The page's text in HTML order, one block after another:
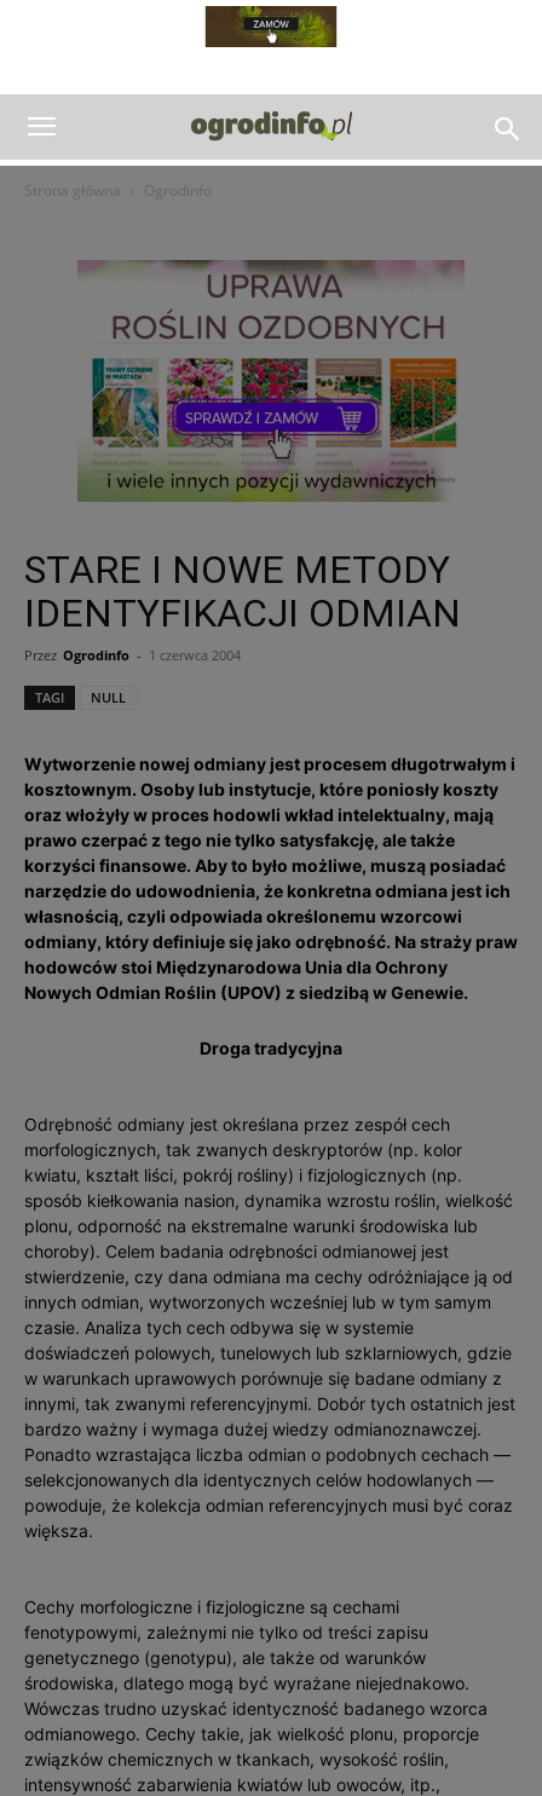
Strona główna Ogrodinfo
STARE I NOWE METODY
IDENTYFIKACJI ODMIAN
Przez Ogrodinfo - 1 czerwca 2004
TAGI NULL
Wytworzenie nowej odmiany jest procesem długotrwałym i
kosztownym. Osoby lub instytucje, które poniosły koszty
oraz włożyły w proces hodowli wkład intelektualny, mają
prawo czerpać z tego nie tylko satysfakcję, ale także
korzyści finansowe. Aby to było możliwe, muszą posiadać
narzędzie do udowodnienia, że konkretna odmiana jest ich
własnością, czyli odpowiada określonemu wzorcowi
odmiany, który definiuje się jako odrębność. Na straży praw
hodowców stoi Międzynarodowa Unia dla Ochrony
Nowych Odmian Roślin (UPOV) z siedzibą w Genewie.
Droga tradycyjna
Odrębność odmiany jest określana przez zespół cech
morfologicznych, tak zwanych deskryptorów (np. kolor
kwiatu, kształt liści, pokrój rośliny) i fizjologicznych (np.
sposób kiełkowania nasion, dynamika wzrostu roś­lin, wielkość
plonu, odporność na ekstremalne warunki środowiska lub
choroby). Celem badania odrębności odmianowej jest
stwierdzenie, czy dana odmiana ma cechy odróżniające ją od
innych odmian, wytworzonych wcześ­niej lub w tym samym
czasie. Analiza tych cech odbywa się w systemie
doświadczeń polowych, tunelowych lub szklarniowych, gdzie
w warunkach uprawowych porównuje się badane odmiany z
innymi, tak zwanymi referencyjnymi. Dobór tych ostatnich jest
bardzo ważny i wymaga dużej wiedzy odmianoznawczej.
Ponadto wzras­tająca liczba odmian o podobnych cechach —
selekcjonowanych dla identycznych celów hodowlanych —
powoduje, że kolekcja odmian referencyjnych musi być coraz
większa.
Cechy morfologiczne i fizjologiczne są cechami
fenotypowymi, zależnymi nie tylko od treści zapisu
genetycznego (genotypu), ale także od warunków
środowiska, dlatego mogą być wyrażane niejednakowo.
Wówczas trudno uzyskać identyczność badanego wzorca
odmianowego. Cechy takie, jak wielkość plonu, proporcje
związków chemicznych w tkankach, wysokość roślin,
intensywność zabarwienia kwiatów lub owoców, itp.,